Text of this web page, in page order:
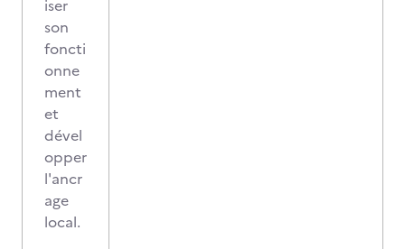
iser
son
foncti
onne
ment
et
dével
opper
l'ancr
age
local.